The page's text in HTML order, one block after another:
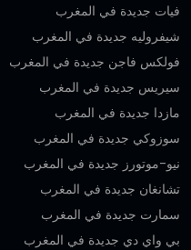
فيات جديدة في المغرب
شيفروليه جديدة في المغرب
فولكس فاجن جديدة في المغرب
سيريس جديدة في المغرب
مازدا جديدة في المغرب
سوزوكي جديدة في المغرب
نيو-موتورز جديدة في المغرب
تشانغان جديدة في المغرب
سمارت جديدة في المغرب
بي واي دي جديدة في المغرب